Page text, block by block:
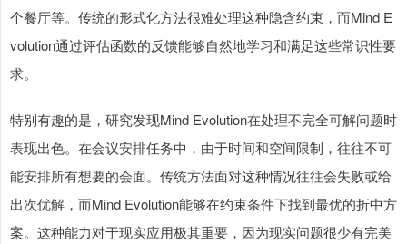
个餐厅等。传统的形式化方法很难处理这种隐含约束，而Mind E
volution通过评估函数的反馈能够自然地学习和满足这些常识性要
求。
特别有趣的是，研究发现Mind Evolution在处理不完全可解问题时
表现出色。在会议安排任务中，由于时间和空间限制，往往不可
能安排所有想要的会面。传统方法面对这种情况往往会失败或给
出次优解，而Mind Evolution能够在约束条件下找到最优的折中方
案。这种能力对于现实应用极其重要，因为现实问题很少有完美